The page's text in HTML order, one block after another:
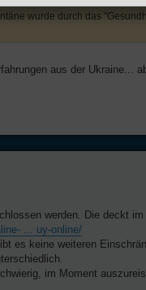
wurde durch das
aus der Ukraine...
werden. Die deckt
... uy-online/
es keine weiteren
im Moment